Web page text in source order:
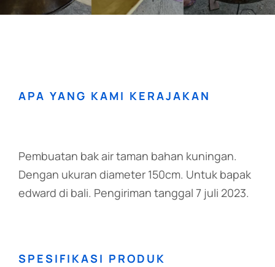
APA YANG KAMI KERAJAKAN
Pembuatan bak air taman bahan kuningan.
Dengan ukuran diameter 150cm. Untuk bapak
edward di bali. Pengiriman tanggal 7 juli 2023.
SPESIFIKASI PRODUK